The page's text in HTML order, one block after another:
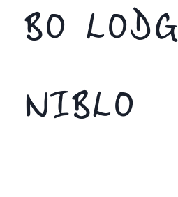
BO
NIBLO